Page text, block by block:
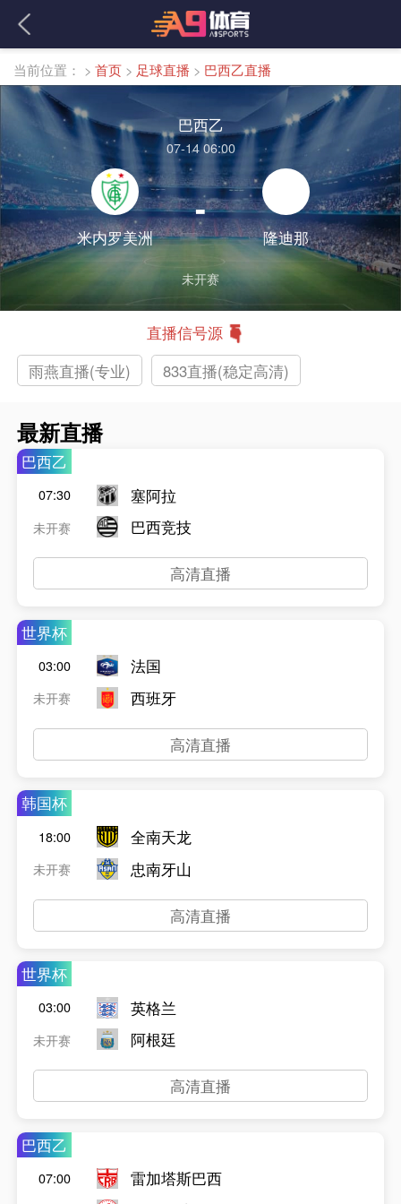
当前位置： > 首页 > 足球直播 > 巴西乙直播
巴西乙
07-14 06:00
米内罗美洲
-
隆迪那
未开赛
直播信号源
雨燕直播(专业)
833直播(稳定高清)
最新直播
巴西乙
07:30
未开赛
塞阿拉
巴西竞技
高清直播
世界杯
03:00
未开赛
法国
西班牙
高清直播
韩国杯
18:00
未开赛
全南天龙
忠南牙山
高清直播
世界杯
03:00
未开赛
英格兰
阿根廷
高清直播
巴西乙
07:00
雷加塔斯巴西